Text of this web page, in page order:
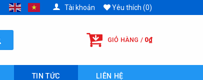
Tài khoản Yêu thích (0)
GIỎ HÀNG / 0₫
TIN TỨC LIÊN HỆ